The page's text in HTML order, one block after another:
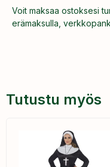
Voit maksaa ostoksesi
erämaksulla,
Tutustu myös